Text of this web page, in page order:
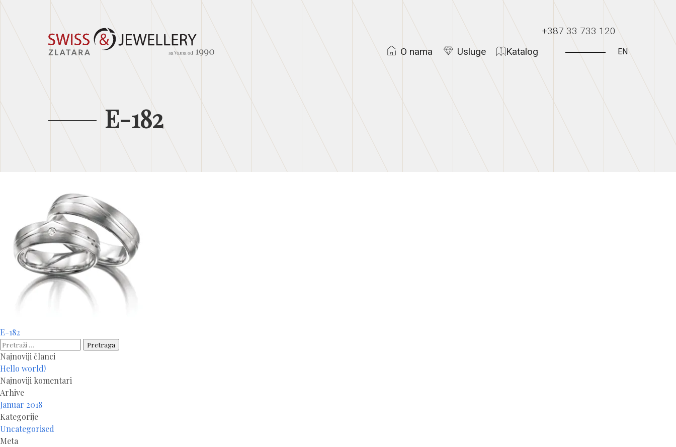
+387 33 733 120
O nama
Usluge Katalog EN
E-182
Navigacija
članaka
E-182
Pretraga:
Najnoviji članci
Hello world!
Najnoviji komentari
Arhive
Januar 2018
Kategorije
Uncategorised
Meta